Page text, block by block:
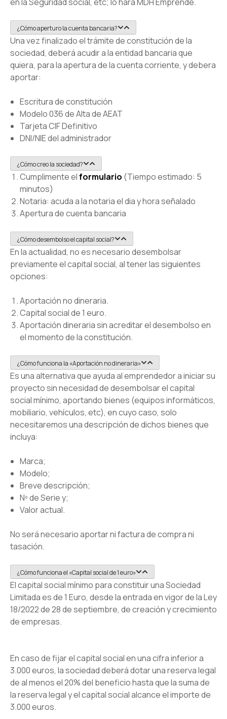
¿Cómo aperturo la cuenta bancaria?
Una vez finalizado el trámite de constitución de la
sociedad, deberá acudir a la entidad bancaria que
quiera, para la apertura de la cuenta corriente, y debera
aportar:
Escritura de constitución
Modelo 036 de Alta de AEAT
Tarjeta CIF Definitivo
DNI/NIE del administrador
¿Cómo creo la sociedad?
Cumplimente elformulario (Tiempo estimado: 5
minutos)
Notaria: acuda a la notaria el dia y hora señalado
Apertura de cuenta bancaria
¿Cómo desembolso el capital social?
En la actualidad, no es necesario desembolsar
previamente el capital social, al tener las siguientes
opciones:
Aportación no dineraria.
Capital social de 1 euro.
Aportación dineraria sin acreditar el desembolso en
el momento de la constitución.
¿Cómo funciona la «Aportación no dineraria»
Es una alternativa que ayuda al emprendedor a iniciar su
proyecto sin necesidad de desembolsar el capital
social mí­nimo, aportando bienes (equipos informáticos,
mobiliario, vehí­culos, etc), en cuyo caso, solo
necesitaremos una descripción de dichos bienes que
incluya:
Marca;
Modelo;
Breve descripción;
Nº de Serie y;
Valor actual.
No será necesario aportar ni factura de compra ni
tasación.
¿Cómo funciona el «Capital social de 1 euro»
El capital social mí­nimo para constituir una Sociedad
Limitada es de 1 Euro, desde la entrada en vigor de la Ley
18/2022 de 28 de septiembre, de creación y crecimiento
de empresas.
En caso de fijar el capital social en una cifra inferior a
3.000 euros, la sociedad deberá dotar una reserva legal
de al menos el 20% del beneficio hasta que la suma de
la reserva legal y el capital social alcance el importe de
3.000 euros.